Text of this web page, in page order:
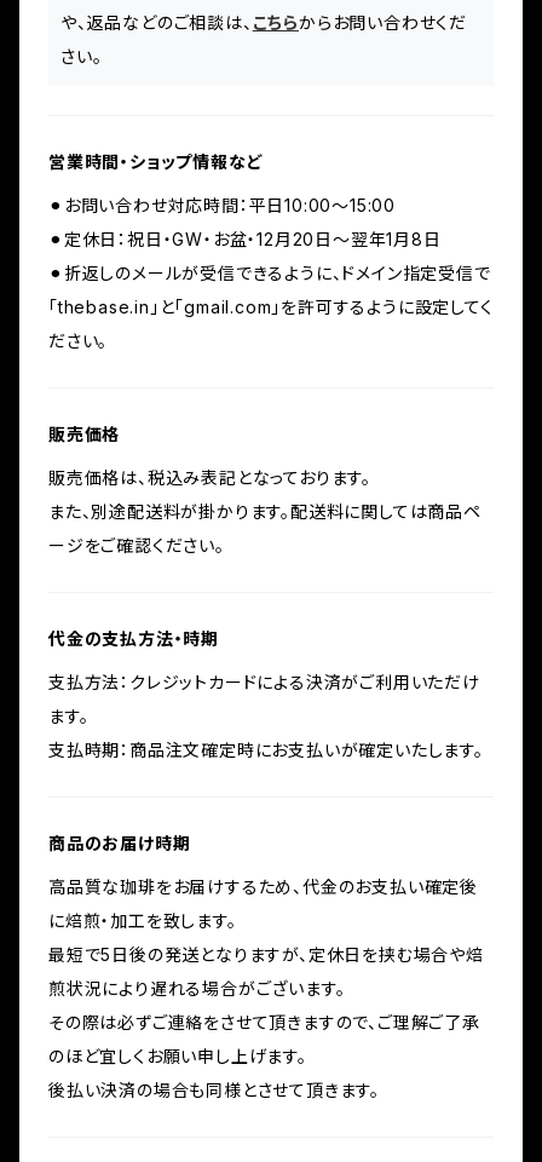
や、返品などのご相談は、 こちらからお問い合わせくだ
さい。
営業時間・ショップ情報など
⚫︎お問い合わせ対応時間：平日10:00〜15:00
⚫︎定休日：祝日・GW・お盆・12月20日〜翌年1月8日
⚫︎折返しのメールが受信できるように、ドメイン指定受信で
「thebase.in」と「gmail.com」を許可するように設定してく
ださい。
販売価格
販売価格は、税込み表記となっております。
また、別途配送料が掛かります。配送料に関しては商品ペ
ージをご確認ください。
代金の支払方法・時期
支払方法：クレジットカードによる決済がご利用いただけ
ます。
支払時期：商品注文確定時にお支払いが確定いたします。
商品のお届け時期
高品質な珈琲をお届けするため、代金のお支払い確定後
に焙煎・加工を致します。
最短で5日後の発送となりますが、定休日を挟む場合や焙
煎状況により遅れる場合がございます。
その際は必ずご連絡をさせて頂きますので、ご理解ご了承
のほど宜しくお願い申し上げます。
後払い決済の場合も同様とさせて頂きます。